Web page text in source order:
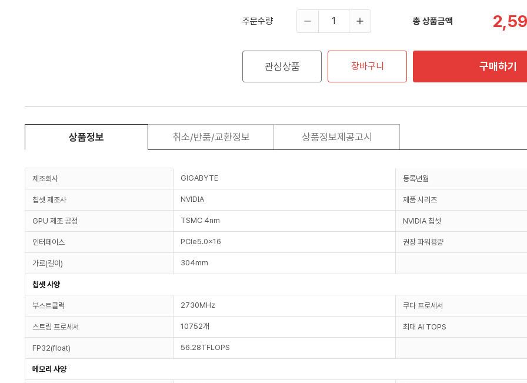
주문수량 총 상품금액
관심상품 장바구니 구매하기
상품정보 취소/반품/교환정보 상품정보제공고시
제조회사 GIGABYTE 등록년월
칩셋 제조사 NVIDIA 제품 시리즈
GPU 제조 공정 TSMC 4nm NVIDIA 칩셋
인터페이스 PCIe5.0x16 권장 파워용량
가로(길이) 304mm
칩셋 사양
부스트클럭 2730MHz 쿠다 프로세서
스트림 프로세서 10752개 최대 AI TOPS
FP32(float) 56.28TFLOPS
메모리 사양